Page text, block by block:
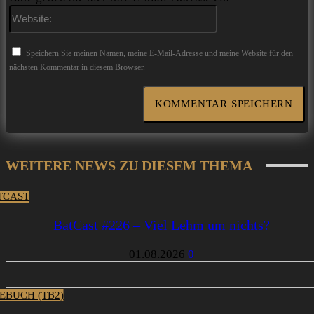
Speichern Sie meinen Namen, meine E-Mail-Adresse und meine Website für den
nächsten Kommentar in diesem Browser.
WEITERE NEWS ZU DIESEM THEMA
BatCast #226 – Viel Lehm um nichts?
01.08.2026 0
(TB2)